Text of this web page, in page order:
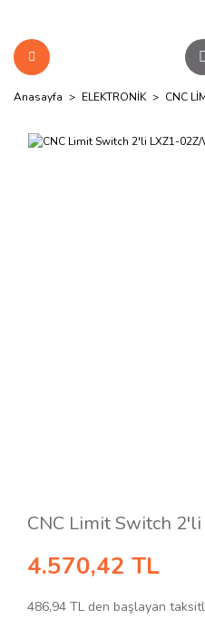
Anasayfa ELEKTRONİK CNC
CNC Limit Switch
4.570,42 TL
486,94 TL den başlayan